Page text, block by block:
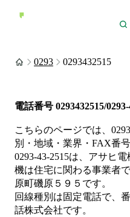
0293 0293432515
電話番号 0293432515/
こちらのページでは、
別・地域・業界・FAX番
0293-43-2515は、 アサヒ電
機は住宅に関わる事業者
原町磯原５９５ です。
回線種別は固定電話で、
話株式会社です。